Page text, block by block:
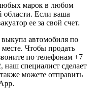
марок в любом
области. Если ваша
ее за свой счет.
автомобиля по
Чтобы продать
по телефонам +7
наш специалист сделает
можете отправить